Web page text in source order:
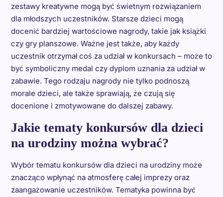
zestawy kreatywne mogą być świetnym rozwiązaniem
dla młodszych uczestników. Starsze dzieci mogą
docenić bardziej wartościowe nagrody, takie jak książki
czy gry planszowe. Ważne jest także, aby każdy
uczestnik otrzymał coś za udział w konkursach – może to
być symboliczny medal czy dyplom uznania za udział w
zabawie. Tego rodzaju nagrody nie tylko podnoszą
morale dzieci, ale także sprawiają, że czują się
docenione i zmotywowane do dalszej zabawy.
Jakie tematy konkursów dla dzieci
na urodziny można wybrać?
Wybór tematu konkursów dla dzieci na urodziny może
znacząco wpłynąć na atmosferę całej imprezy oraz
zaangażowanie uczestników. Tematyka powinna być